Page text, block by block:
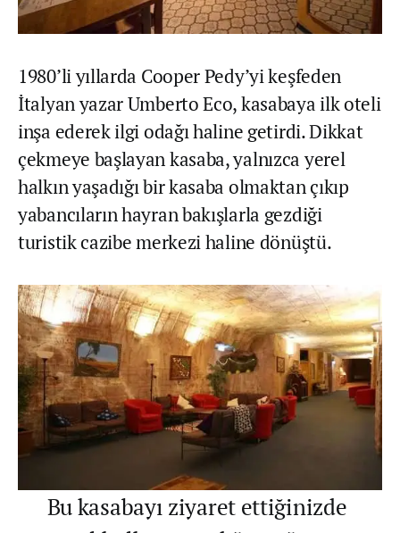
1980’li yıllarda Cooper Pedy’yi keşfeden
İtalyan yazar Umberto Eco, kasabaya ilk oteli
inşa ederek ilgi odağı haline getirdi. Dikkat
çekmeye başlayan kasaba, yalnızca yerel
halkın yaşadığı bir kasaba olmaktan çıkıp
yabancıların hayran bakışlarla gezdiği
turistik cazibe merkezi haline dönüştü.
Bu kasabayı ziyaret ettiğinizde